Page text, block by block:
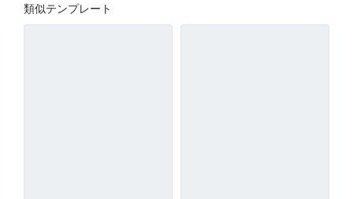
類似テンプレート